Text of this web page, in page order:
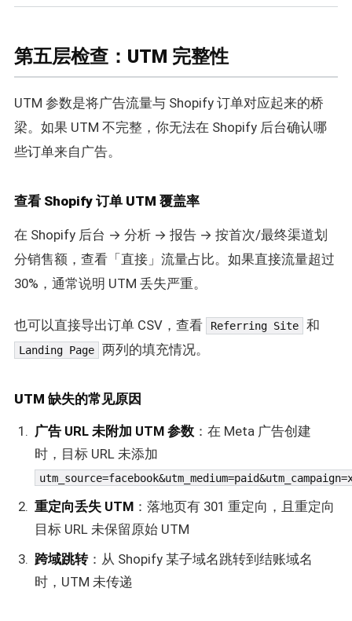
第五层检查：UTM 完整性
UTM 参数是将广告流量与 Shopify 订单对应起来的桥
梁。如果 UTM 不完整，你无法在 Shopify 后台确认哪
些订单来自广告。
查看 Shopify 订单 UTM 覆盖率
在 Shopify 后台 → 分析 → 报告 → 按首次/最终渠道划
分销售额，查看「直接」流量占比。如果直接流量超过
30%，通常说明 UTM 丢失严重。
也可以直接导出订单 CSV，查看 Referring Site 和
Landing Page 两列的填充情况。
UTM 缺失的常见原因
广告 URL 未附加 UTM 参数 ：在 Meta 广告创建
时，目标 URL 未添加
重定向丢失 UTM ：落地页有 301 重定向，且重定向
目标 URL 未保留原始 UTM
跨域跳转：从 Shopify 某子域名跳转到结账域名
时，UTM 未传递